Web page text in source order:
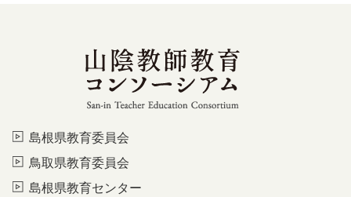
島根県教育委員会
鳥取県教育委員会
島根県教育センター